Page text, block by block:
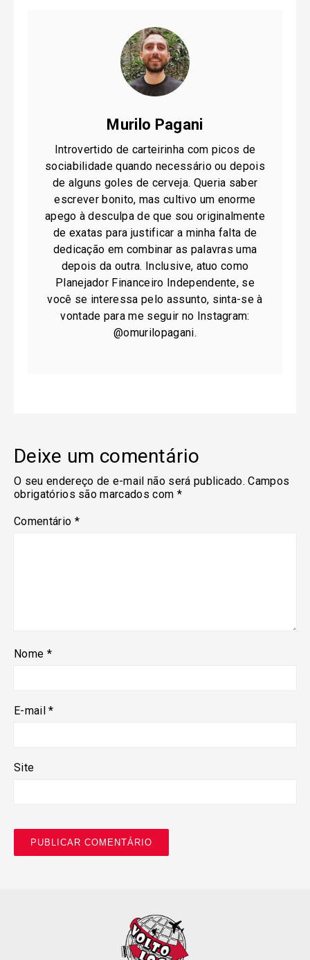
Murilo Pagani
Introvertido de carteirinha com picos de
sociabilidade quando necessário ou depois
de alguns goles de cerveja. Queria saber
escrever bonito, mas cultivo um enorme
apego à desculpa de que sou originalmente
de exatas para justificar a minha falta de
dedicação em combinar as palavras uma
depois da outra. Inclusive, atuo como
Planejador Financeiro Independente, se
você se interessa pelo assunto, sinta-se à
vontade para me seguir no Instagram:
@omurilopagani.
Deixe um comentário
O seu endereço de e-mail não será publicado. Campos
obrigatórios são marcados com *
Comentário *
Nome *
E-mail*
Site